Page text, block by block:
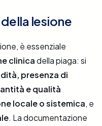
lesione
è essenziale
clinicadella piaga: si
presenza di
e qualità
locale o sistemica, e
. La documentazione